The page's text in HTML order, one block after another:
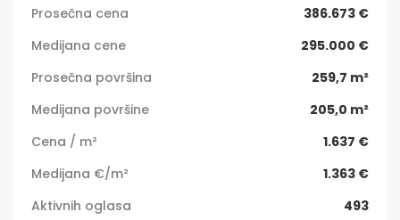
Prosečna cena
386.673 €
Medijana cene
295.000 €
Prosečna površina
259,7 m²
Medijana površine
205,0 m²
Cena / m²
1.637 €
Medijana €/m²
1.363 €
Aktivnih oglasa
493